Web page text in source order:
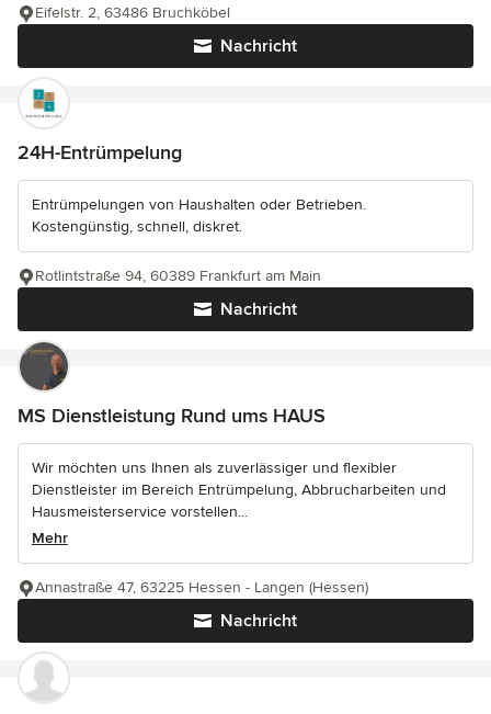
Nachricht
Eifelstr. 2, 63486 Bruchköbel
24H-Entrümpelung
Entrümpelungen von Haushalten oder Betrieben.
Kostengünstig, schnell, diskret.
Nachricht
Rotlintstraße 94, 60389 Frankfurt am Main
MS Dienstleistung Rund ums HAUS
Wir möchten uns Ihnen als zuverlässiger und flexibler
Dienstleister im Bereich Entrümpelung, Abbrucharbeiten und
Hausmeisterservice vorstellen...
Mehr
Nachricht
Annastraße 47, 63225 Hessen - Langen (Hessen)